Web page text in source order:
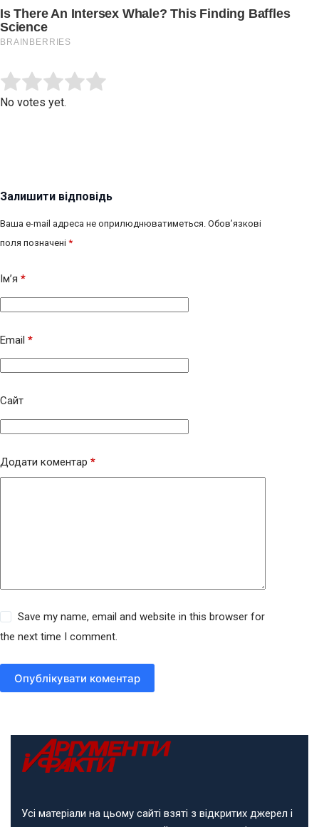
Rate this item:
No votes yet.
Залишити відповідь
Ваша e-mail адреса не оприлюднюватиметься. Обов’язкові
поля позначені *
Ім’я *
Email *
Сайт
Додати коментар *
Save my name, email and website in this browser for
the next time I comment.
Опублікувати коментар
Усі матеріали на цьому сайті взяті з відкритих джерел і